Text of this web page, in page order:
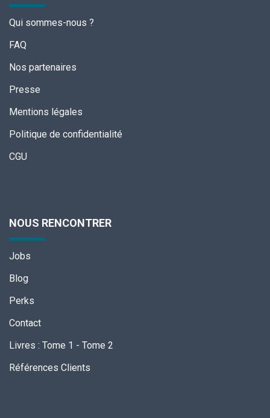
Qui sommes-nous ?
FAQ
Nos partenaires
Presse
Mentions légales
Politique de confidentialité
CGU
NOUS RENCONTRER
Jobs
Blog
Perks
Contact
Livres : Tome 1 - Tome 2
Références Clients